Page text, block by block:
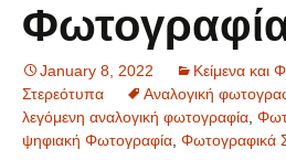
January 8, 2022 Κείμενα και
Στερεότυπα
Αναλογική
λεγόμενη αναλογική φωτογραφία
ψηφιακή Φωτογραφία Φωτογραφικά